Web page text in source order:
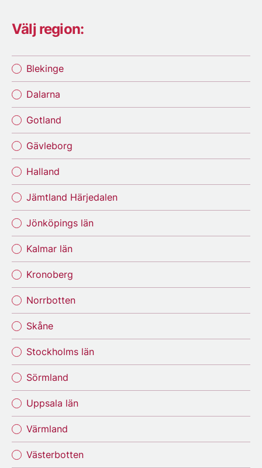
Välj region:
Blekinge
Dalarna
Gotland
Gävleborg
Halland
Jämtland Härjedalen
Jönköpings län
Kalmar län
Kronoberg
Norrbotten
Skåne
Stockholms län
Sörmland
Uppsala län
Värmland
Västerbotten